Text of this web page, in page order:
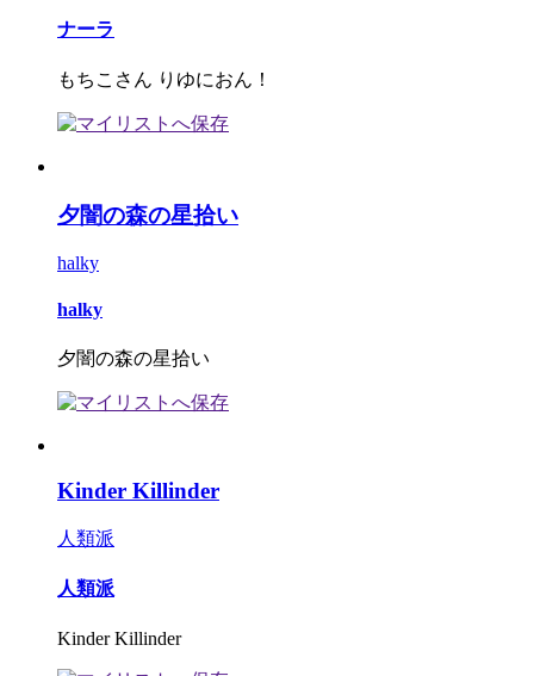
ナーラ
もちこさん りゆにおん！
夕闇の森の星拾い
halky
halky
夕闇の森の星拾い
Kinder Killinder
人類派
人類派
Kinder Killinder